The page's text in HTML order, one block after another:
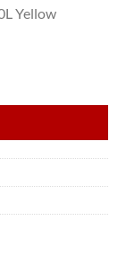
Yellow